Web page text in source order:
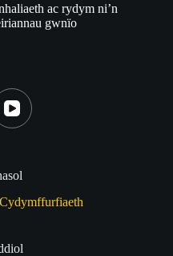
ac rydym ni’n
gwnïo